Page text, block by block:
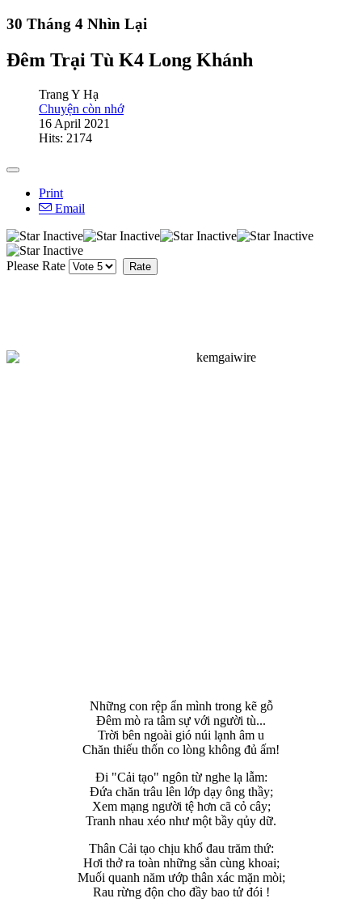
30 Tháng 4 Nhìn Lại
Đêm Trại Tù K4 Long Khánh
Trang Y Hạ
Chuyện còn nhớ
16 April 2021
Hits: 2174
Print
Email
Please Rate
Những con rệp ẩn mình trong kẽ gỗ
Đêm mò ra tâm sự với người tù...
Trời bên ngoài gió núi lạnh âm u
Chăn thiếu thốn co lòng không đủ ấm!
Đi "Cải tạo" ngôn từ nghe lạ lẫm:
Đứa chăn trâu lên lớp dạy ông thầy;
Xem mạng người tệ hơn cã cỏ cây;
Tranh nhau xéo như một bầy qủy dữ.
Thân Cải tạo chịu khổ đau trăm thứ:
Hơi thở ra toàn những sắn cùng khoai;
Muối quanh năm ướp thân xác mặn mòi;
Rau rừng độn cho đầy bao tử đói !